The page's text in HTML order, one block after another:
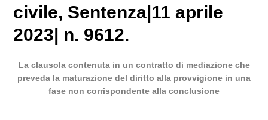
civile, Sentenza|11 aprile
2023| n. 9612.
La clausola contenuta in un contratto di mediazione che
preveda la maturazione del diritto alla provvigione in una
fase non corrispondente alla conclusione